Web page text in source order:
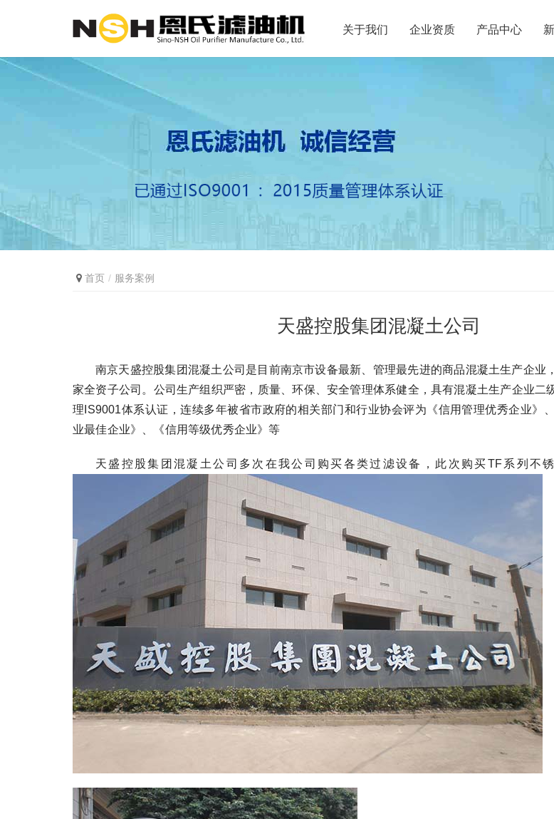
关于我们 企业资质 产品中心
首页 服务案例
天盛控股集团混凝土公司
南京天盛控股集团混凝土公司是目前南京市设备最新、管理最先进的商品混凝土生产企业
家全资子公司。公司生产组织严密，质量、环保、安全管理体系健全，具有混凝土生产企业二
理IS9001体系认证，连续多年被省市政府的相关部门和行业协会评为《信用管理优秀企业》
业最佳企业》、《信用等级优秀企业》等
天盛控股集团混凝土公司多次在我公司购买各类过滤设备，此次购买TF系列不